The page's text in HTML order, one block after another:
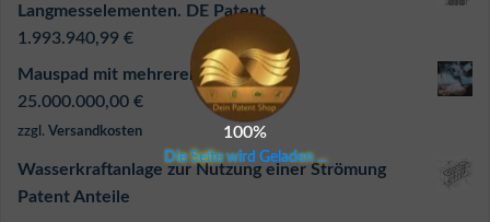
100%
Die Seite wird Gel aden ...
Langmesselementen. DE Patent
1.993.940,99 €
Mauspad mit mehreren Funktionen
25.000.000,00 €
zzgl. Versandkosten
Wasserkraftanlage zur Nutzung einer Strömung
Patent Anteile